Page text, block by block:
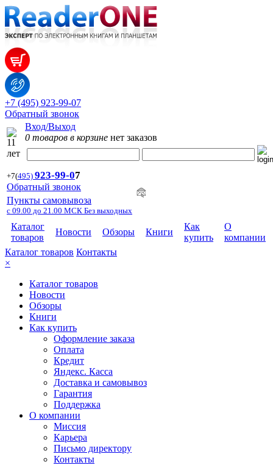
+7 (495) 923-99-07
Обратный звонок
Вход/Выход
0 товаров в корзине нет заказов
+7(495) 923-99-07
Обратный звонок
Пункты самовывоза
с 09.00 до 21.00 МСК Без выходных
Каталог
товаров
Новости Обзоры Книги
Как
купить
О
компании
Каталог товаров Контакты
×
Каталог товаров
Новости
Обзоры
Книги
Как купить
Оформление заказа
Оплата
Кредит
Яндекс. Касса
Доставка и самовывоз
Гарантия
Поддержка
О компании
Миссия
Карьера
Письмо директору
Контакты